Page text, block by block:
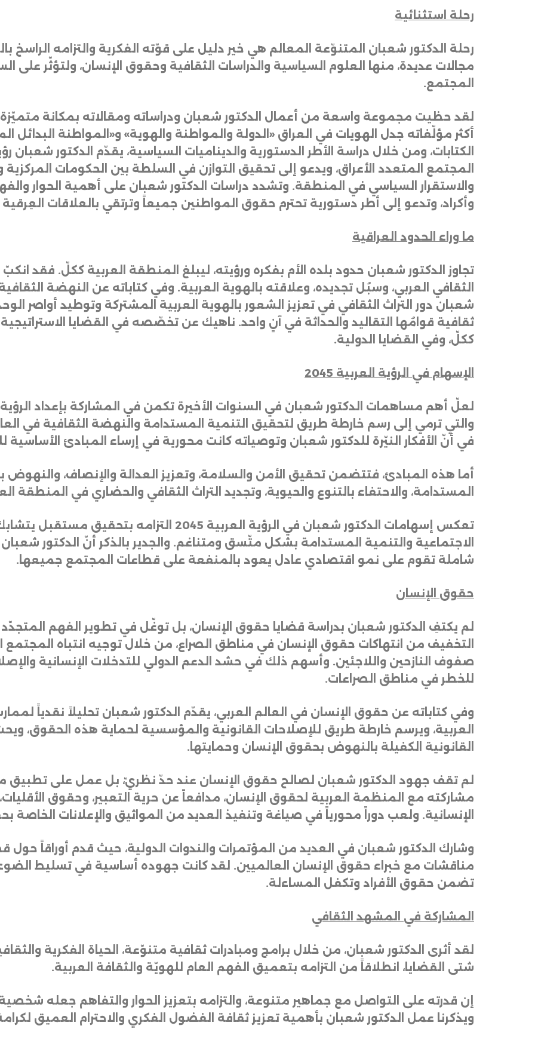
رحلة استثنائية
رحلة الدكتور شعبان المتنوّعة المعالم هي خير دليل على قوّته الفكرية والتزامه الراسخ
مجالات عديدة، منها العلوم السياسية والدراسات الثقافية وحقوق الإنسان، ولتؤثّر على
المجتمع.
لقد حظيت مجموعة واسعة من أعمال الدكتور شعبان ودراساته ومقالاته بمكانة متميّزة
أكثر مؤلّفاته جدل الهويات في العراق « الدولة والمواطنة والهوية» و« المواطنة البدائل
الكتابات، ومن خلال دراسة الأطر الدستورية والديناميات السياسية، يقدّم الدكتور شعبان
المجتمع
المتعدد الأعراق، ويدعو إلى تحقيق التوازن في السلطة بين الحكومات المركزية
والاستقرار
السياسي في المنطقة. وتشدد دراسات الدكتور شعبان على أهمية الحوار
وأكراد، وتدعو إلى أطر دستورية تحترم حقوق المواطنين جميعاً وترتقي بالعلاقات العِرقية
ما وراء الحدود العراقية
تجاوز الدكتور شعبان حدود بلده الأم بفكره ورؤيته، ليبلغ المنطقة العربية ككلّ. فقد انكبّ
الثقافي
العربي، وسبُل تجديده، وعلاقته بالهوية العربية. وفي كتاباته عن النهضة
شعبان دور التراث الثقافي في تعزيز الشعور بالهوية العربية المشتركة وتوطيد أواصر
ثقافية قوامُها التقاليد والحداثة في آنٍ واحد. ناهيك عن تخصّصه في القضايا
الاستراتيجية
ككلّ، وفي القضايا الدولية.
الإسهام في الرؤية العربية
لعلّ أهم مساهمات الدكتور شعبان في السنوات الأخيرة تكمن في المشاركة بإعداد
الرؤية
والتي ترمي إلى رسم خارطة طريق لتحقيق التنمية المستدامة والنهضة الثقافية في
في أنّ الأفكار النيّرة للدكتور شعبان وتوصياته كانت محورية في إرساء المبادئ الأساسية
أما هذه المبادئ، فتتضمن تحقيق الأمن والسلامة، وتعزيز العدالة والإنصاف، والنهوض
المستدامة، والاحتفاء بالتنوع والحيوية، وتجديد التراث الثقافي والحضاري في المنطقة
تعكس إسهامات الدكتور شعبان في الرؤية العربية التزامه بتحقيق مستقبل
الاجتماعية والتنمية المستدامة بشكل متّسق ومتناغم. والجدير بالذكر أنّ الدكتور شعبان
شاملة تقوم على نمو اقتصادي عادل يعود بالمنفعة على قطاعات المجتمع جميعها .
حقوق الإنسان
لم يكتفِ الدكتور شعبان بدراسة قضايا حقوق الإنسان، بل توغّل في تطوير الفهم
المتجدّد
التخفيف من انتهاكات حقوق الإنسان في مناطق الصراع، من خلال توجيه انتباه المجتمع
صفوف
النازحين واللاجئين. وأسهم ذلك في حشد الدعم الدولي للتدخلات الإنسانية
للخطر في مناطق الصراعات.
وفي كتاباته عن حقوق الإنسان في العالم العربي، يقدّم الدكتور شعبان تحليلاً نقدياً
العربية، ويرسم خارطة طريق للإصلاحات القانونية والمؤسسية لحماية هذه الحقوق،
القانونية
الكفيلة بالنهوض بحقوق الإنسان وحمايتها .
لم تقف جهود الدكتور شعبان لصالح حقوق الإنسان عند حدّ نظريّ، بل عمل على تطبيق
مشاركته مع المنظمة العربية لحقوق الإنسان، مدافعاً عن حرية التعبير، وحقوق
الأقليات،
الإنسانية. ولعب دوراً محورياً في صياغة وتنفيذ العديد من المواثيق والإعلانات الخاصة
وشارك الدكتور شعبان في العديد من المؤتمرات والندوات الدولية، حيث قدم أوراقاً حول
مناقشات مع خبراء حقوق الإنسان العالميين. لقد كانت جهوده أساسية في تسليط
تضمن حقوق الأفراد وتكفل المساءلة.
المشاركة في المشهد الثقافي
لقد أثرى الدكتور شعبان، من خلال برامج ومبادرات ثقافية متنوّعة، الحياة الفكرية
شتى
القضايا، انطلاقاً من التزامه بتعميق الفهم العام للهويّة والثقافة العربية.
إن قدرته على التواصل مع جماهير متنوعة، والتزامه بتعزيز الحوار والتفاهم جعله
ويذكرنا عمل الدكتور شعبان بأهمية تعزيز ثقافة الفضول الفكري والاحترام العميق